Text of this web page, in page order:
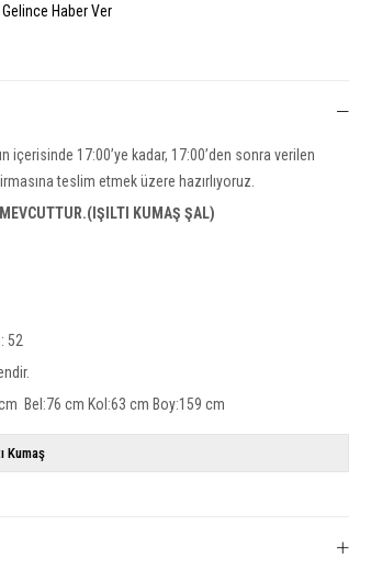
Gelince Haber Ver
içerisinde 17:00’ye kadar, 17:00’den sonra verilen
teslim etmek üzere hazırlıyoruz.
KUMAŞ ŞAL)
52
Bel:76 cm Kol:63 cm Boy:159 cm
Kumaş